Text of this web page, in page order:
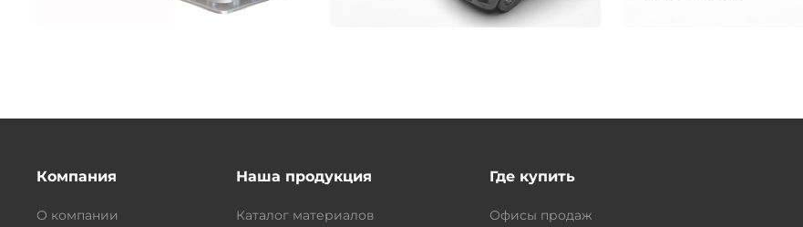
Компания
О компании
Наша продукция
Каталог материалов
Где купить
Офисы продаж